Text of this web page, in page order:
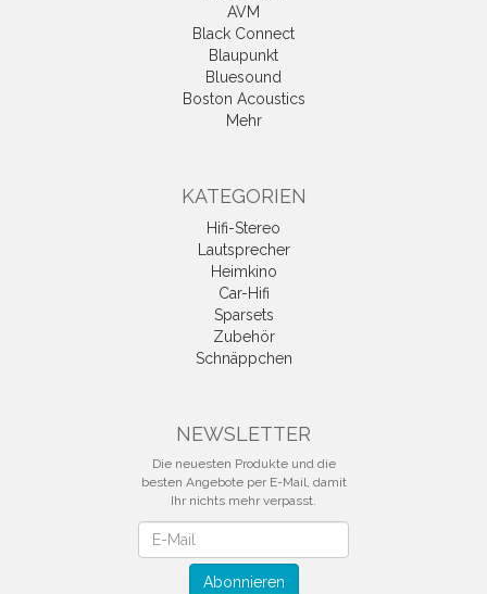
AVM
Black Connect
Blaupunkt
Bluesound
Boston Acoustics
Mehr
KATEGORIEN
Hifi-Stereo
Lautsprecher
Heimkino
Car-Hifi
Sparsets
Zubehör
Schnäppchen
NEWSLETTER
Die neuesten Produkte und die
besten Angebote per E-Mail, damit
Ihr nichts mehr verpasst.
Abonnieren